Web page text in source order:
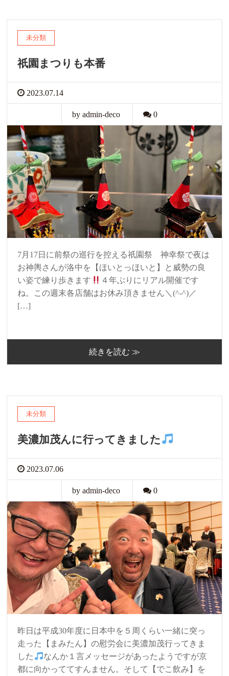
未分類
祇園まつりも本番
2023.07.14
by admin-deco 0
7月17日に前祭の巡行を控える祇園祭 神幸祭で夜は
お神輿さんが洛中を【ほいとっほいと】と威勢の良
い姿で練り歩きます
４年ぶりにリアル開催です
ね。この週末各店舗はお休み頂きません＼(^-^)／
[…]
続きを読む ≫
未分類
美濃加茂んに行ってきました
2023.07.06
by admin-deco 0
昨日は平成30年度に日本中を５周くらい一緒に突っ
走った【まみたん】の慰労会に美濃加茂行ってきま
した
なんか１言メッセージがあったようですが京
都に向かっててすんません。そして【でこ飲み】を